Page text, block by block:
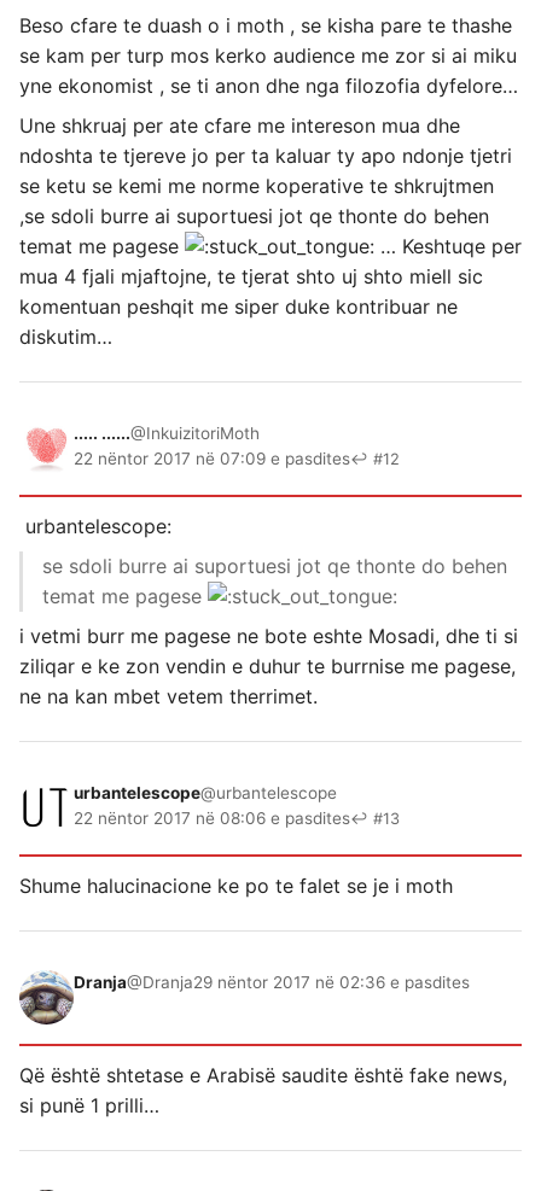
Beso cfare te duash o i moth , se kisha pare te thashe
se kam per turp mos kerko audience me zor si ai miku
yne ekonomist , se ti anon dhe nga filozofia dyfelore…
Une shkruaj per ate cfare me intereson mua dhe
ndoshta te tjereve jo per ta kaluar ty apo ndonje tjetri
se ketu se kemi me norme koperative te shkrujtmen
,se sdoli burre ai suportuesi jot qe thonte do behen
temat me pagese
… Keshtuqe per
mua 4 fjali mjaftojne, te tjerat shto uj shto miell sic
komentuan peshqit me siper duke kontribuar ne
diskutim…
..... ......@InkuizitoriMoth
22 nëntor 2017 në 07:09 e pasdites↩ #12
urbantelescope:
se sdoli burre ai suportuesi jot qe thonte do behen
temat me pagese
i vetmi burr me pagese ne bote eshte Mosadi, dhe ti si
ziliqar e ke zon vendin e duhur te burrnise me pagese,
ne na kan mbet vetem therrimet.
urbantelescope@urbantelescope
22 nëntor 2017 në 08:06 e pasdites↩ #13
Shume halucinacione ke po te falet se je i moth
Dranja@Dranja29 nëntor 2017 në 02:36 e pasdites
Që është shtetase e Arabisë saudite është fake news,
si punë 1 prilli…